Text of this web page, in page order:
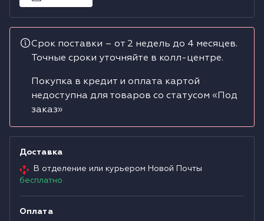
Сушильные машины
Срок поставки – от 2 недель до 4 месяцев.
Точные сроки уточняйте в колл-центре.
Покупка в кредит и оплата картой
недоступна для товаров со статусом «Под
заказ»
Доставка
В отделение или курьером Новой Почты
бесплатно
Оплата